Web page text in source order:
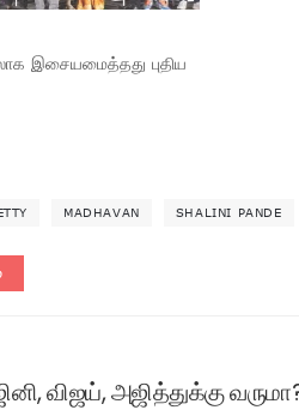
இசையமைத்தது புதிய
MADHAVAN SHALINI PANDE
விஜய், அஜித்துக்கு